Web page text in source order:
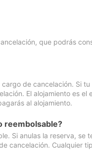
que podrás
de cancelación. Si
El alojamiento es el
al alojamiento.
reembolsable?
Si anulas la reserva, se
cancelación. Cualquier